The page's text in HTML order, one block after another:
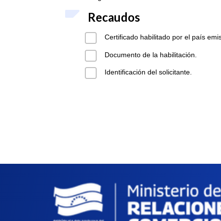
Recaudos
Certificado habilitado por el país
Documento de la habilitación.
Identificación del solicitante.